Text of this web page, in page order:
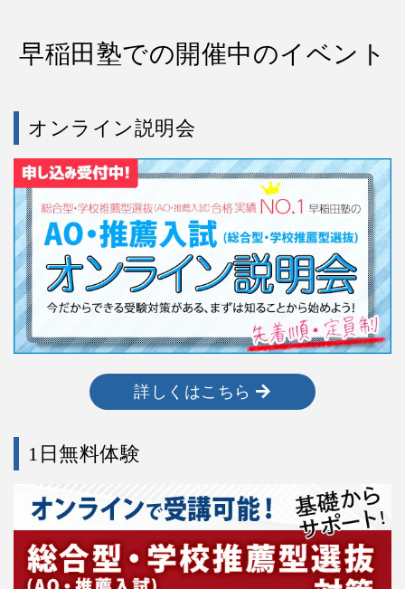
早稲田塾での開催中のイベント
オンライン説明会
詳しくはこちら
1日無料体験